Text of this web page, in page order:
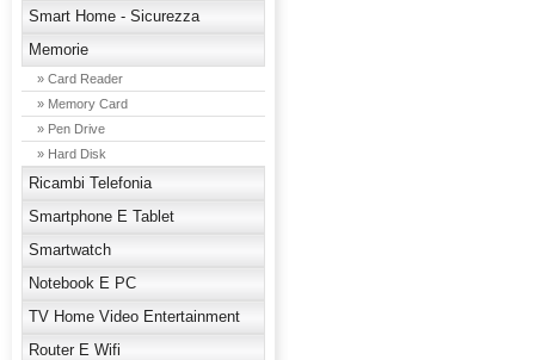
Smart Home - Sicurezza
Memorie
» Card Reader
» Memory Card
» Pen Drive
» Hard Disk
Ricambi Telefonia
Smartphone E Tablet
Smartwatch
Notebook E PC
TV Home Video Entertainment
Router E Wifi